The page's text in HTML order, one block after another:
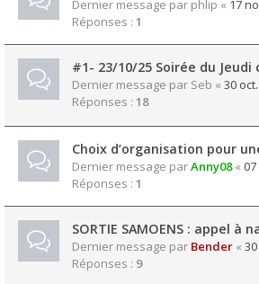
Dernier message par phlip « 17
Réponses : 1
#1- 23/10/25 Soirée du Jeudi
Dernier message par Seb « 30
Réponses : 18
Choix d’organisation pour
Dernier message parAnny08« 07
Réponses : 1
SORTIE SAMOENS : appel à
Dernier message par Bender «
Réponses : 9